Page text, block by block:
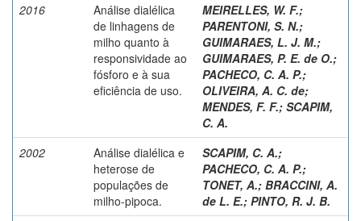
2016
Análise dialélica
de linhagens de
milho quanto à
responsividade ao
fósforo e à sua
eficiência de uso.
MEIRELLES, W. F.;
PARENTONI, S. N.;
GUIMARAES, L. J. M.;
GUIMARAES, P. E. de O.;
PACHECO, C. A. P.;
OLIVEIRA, A. C. de;
MENDES, F. F.; SCAPIM,
C. A.
2002
Análise dialélica e
heterose de
populações de
milho-pipoca.
SCAPIM, C. A.;
PACHECO, C. A. P.;
TONET, A.; BRACCINI, A.
de L. E.; PINTO, R. J. B.